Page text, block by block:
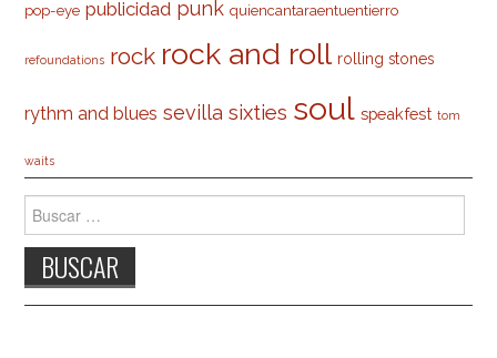
pop-eye publicidad punk quiencantaraentuentierro
refoundations rock rock and roll rolling stones
rythm and blues sevilla sixties soul speakfest tom
waits
Buscar: